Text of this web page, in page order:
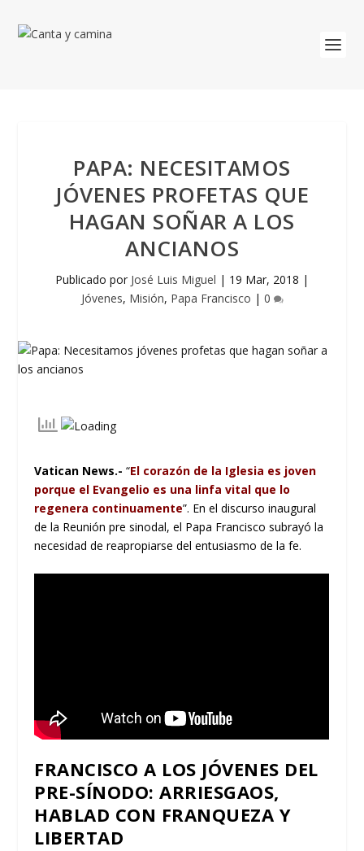
PAPA: NECESITAMOS
JÓVENES PROFETAS QUE
HAGAN SOÑAR A LOS
ANCIANOS
Publicado por José Luis Miguel | 19 Mar, 2018 |
Jóvenes, Misión, Papa Francisco | 0
Vatican News.- “El corazón de la Iglesia es joven
porque el Evangelio es una linfa vital que lo
regenera continuamente”. En el discurso inaugural
de la Reunión pre sinodal, el Papa Francisco subrayó la
necesidad de reapropiarse del entusiasmo de la fe.
FRANCISCO A LOS JÓVENES DEL
PRE-SÍNODO: ARRIESGAOS,
HABLAD CON FRANQUEZA Y
LIBERTAD